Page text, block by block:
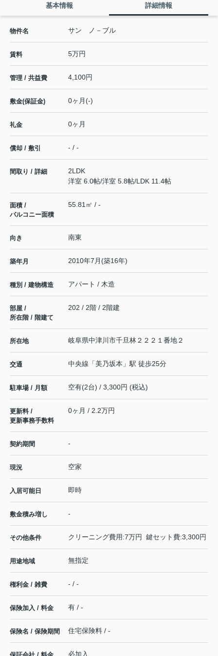
基本情報 詳細情報
物件名 サン ノ－ブル
賃料 5万円
管理 / 共益費 4,100円
敷金(保証金) 0ヶ月(-)
礼金 0ヶ月
償却 / 敷引 - / -
間取り / 詳細
2LDK
洋室 6.0帖/洋室 5.8帖/LDK 11.4帖
面積 /
バルコニー面積
55.81㎡ / -
向き 南東
築年月 2010年7月(築16年)
種別 / 建物構造 アパート / 木造
部屋 /
所在階 / 階建て
202 / 2階 / 2階建
所在地 岐阜県中津川市千旦林２２２１番地２
交通 中央線 「美乃坂本 」駅 徒歩25分
駐車場 / 月額 空有(2台) / 3,300円 (税込)
更新料 /
更新事務手数料
0ヶ月 / 2.2万円
契約期間 -
現況 空家
入居可能日 即時
敷金積み増し -
その他条件 クリーニング費用:7万円 鍵セット費:3,300円
用途地域 無指定
権利金 / 雑費 - / -
保険加入 / 料金 有 / -
保険名 / 保険期間 住宅保険料 / -
必加入